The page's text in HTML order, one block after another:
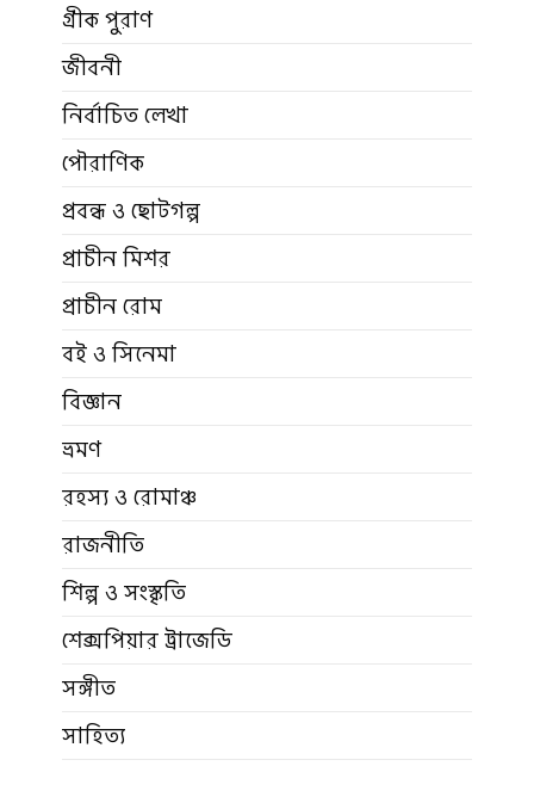
গ্রীক পুরাণ
জীবনী
নির্বাচিত লেখা
পৌরাণিক
প্রবন্ধ ও ছোটগল্প
প্রাচীন মিশর
প্রাচীন রোম
বই ও সিনেমা
বিজ্ঞান
ভ্রমণ
রহস্য ও রোমাঞ্চ
রাজনীতি
শিল্প ও সংস্কৃতি
শেক্সপিয়ার ট্রাজেডি
সঙ্গীত
সাহিত্য